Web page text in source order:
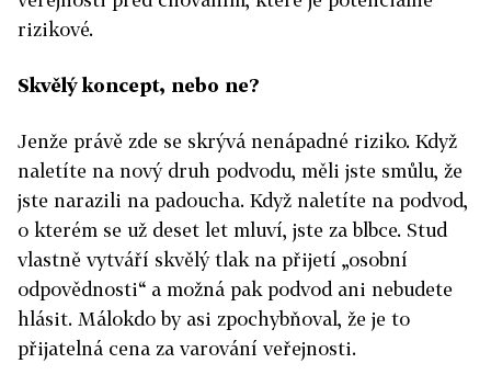
rizikové.
Skvělý koncept, nebo ne?
Jenže právě zde se skrývá nenápadné riziko. Když
naletíte na nový druh podvodu, měli jste smůlu, že
jste narazili na padoucha. Když naletíte na podvod,
o kterém se už deset let mluví, jste za blbce. Stud
vlastně vytváří skvělý tlak na přijetí „osobní
odpovědnosti“ a možná pak podvod ani nebudete
hlásit. Málokdo by asi zpochybňoval, že je to
přijatelná cena za varování veřejnosti.